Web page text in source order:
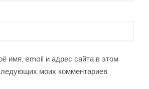
имя, email и адрес сайта в этом
моих комментариев.